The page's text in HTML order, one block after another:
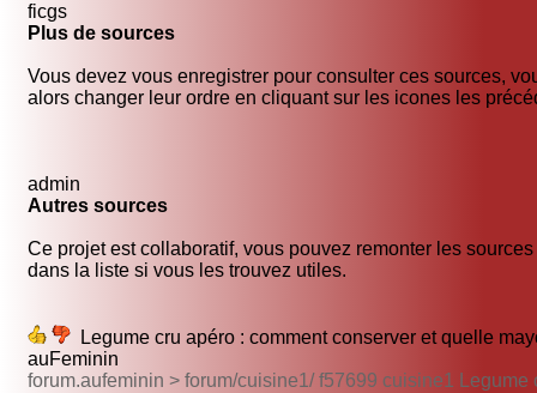
ficgs
Plus de sources
Vous devez vous enregistrer pour consulter ces sources,
alors changer leur ordre en cliquant sur les icones les
admin
Autres sources
Ce projet est collaboratif, vous pouvez remonter les
dans la liste si vous les trouvez utiles.
Legume cru apéro : comment conserver et quelle
auFeminin
forum.aufeminin > forum/cuisine1/ f57699 cuisine1 Legume